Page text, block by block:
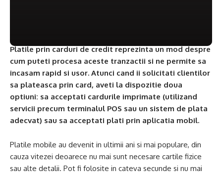
Platile prin carduri de credit reprezinta un mod despre
cum puteti procesa aceste tranzactii si ne permite sa
incasam rapid si usor. Atunci cand ii solicitati clientilor
sa plateasca prin card, aveti la dispozitie doua
optiuni: sa acceptati cardurile imprimate (utilizand
servicii precum terminalul POS sau un sistem de plata
adecvat) sau sa acceptati plati prin aplicatia mobil.
Platile mobile au devenit in ultimii ani si mai populare, din
cauza vitezei deoarece nu mai sunt necesare cartile fizice
sau alte detalii. Pot fi folosite in cateva secunde si nu mai